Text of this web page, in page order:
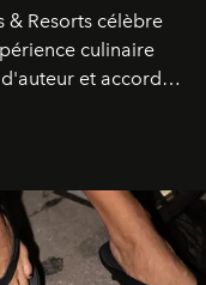
& Resorts célèbre
culinaire
et accords
sensoriel.